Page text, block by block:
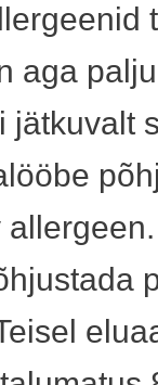
aga
jätkuvalt